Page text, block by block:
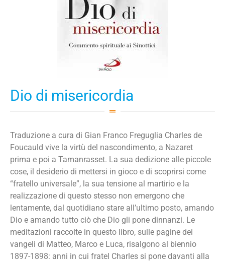
Dio di misericordia
Traduzione a cura di Gian Franco Freguglia Charles de
Foucauld vive la virtù del nascondimento, a Nazaret
prima e poi a Tamanrasset. La sua dedizione alle piccole
cose, il desiderio di mettersi in gioco e di scoprirsi come
“fratello universale”, la sua tensione al martirio e la
realizzazione di questo stesso non emergono che
lentamente, dal quotidiano stare all’ultimo posto, amando
Dio e amando tutto ciò che Dio gli pone dinnanzi. Le
meditazioni raccolte in questo libro, sulle pagine dei
vangeli di Matteo, Marco e Luca, risalgono al biennio
1897-1898: anni in cui fratel Charles si pone davanti alla